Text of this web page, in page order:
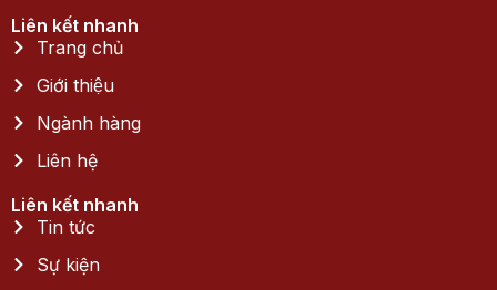
Liên kết nhanh
Trang chủ
Giới thiệu
Ngành hàng
Liên hệ
Liên kết nhanh
Tin tức
Sự kiện